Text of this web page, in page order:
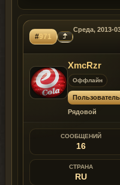
#971
Среда, 2013-
XmcRzr
Оффлайн
Пользователь
Рядовой
СООБЩЕНИЙ
16
СТРАНА
RU